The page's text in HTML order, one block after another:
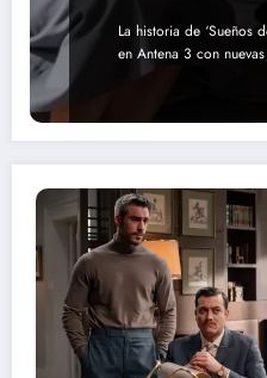
La historia de ‘Sueños
en Antena 3 con